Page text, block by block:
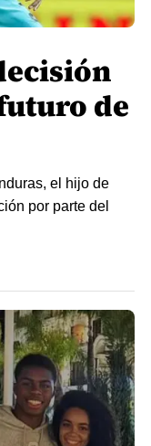
de
el hijo de
por parte del